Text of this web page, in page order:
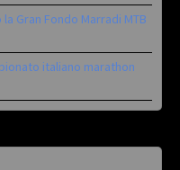
Gran Fondo Marradi MTB
italiano marathon